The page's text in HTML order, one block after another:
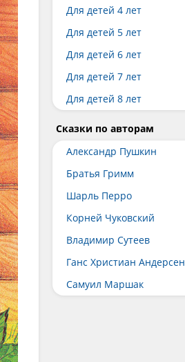
Для детей 4 лет
Для детей 5 лет
Для детей 6 лет
Для детей 7 лет
Для детей 8 лет
Сказки по авторам
Александр Пушкин
Братья Гримм
Шарль Перро
Корней Чуковский
Владимир Сутеев
Ганс Христиан Андерсен
Самуил Маршак